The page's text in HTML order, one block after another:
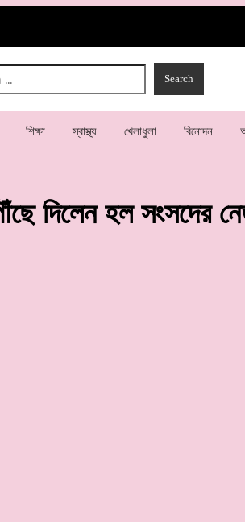
শিক্ষা স্বাস্থ্য খেলাধুলা বিনোদন
দিলেন হল সংসদের